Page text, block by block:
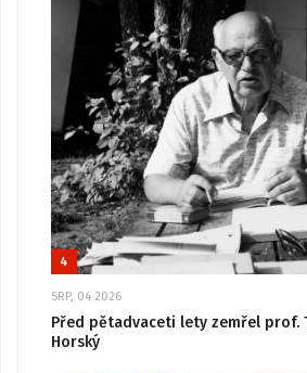
4
SRP, 04 2026
Před pětadvaceti lety zemřel prof.
Horský